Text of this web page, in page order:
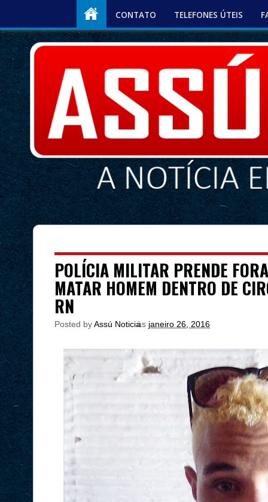
CONTATO TELEFONES ÚTEIS
POLÍCIA MILITAR PRENDE
MATAR HOMEM DENTRO DE
RN
Posted byAssú Noticia
às janeiro 26, 2016